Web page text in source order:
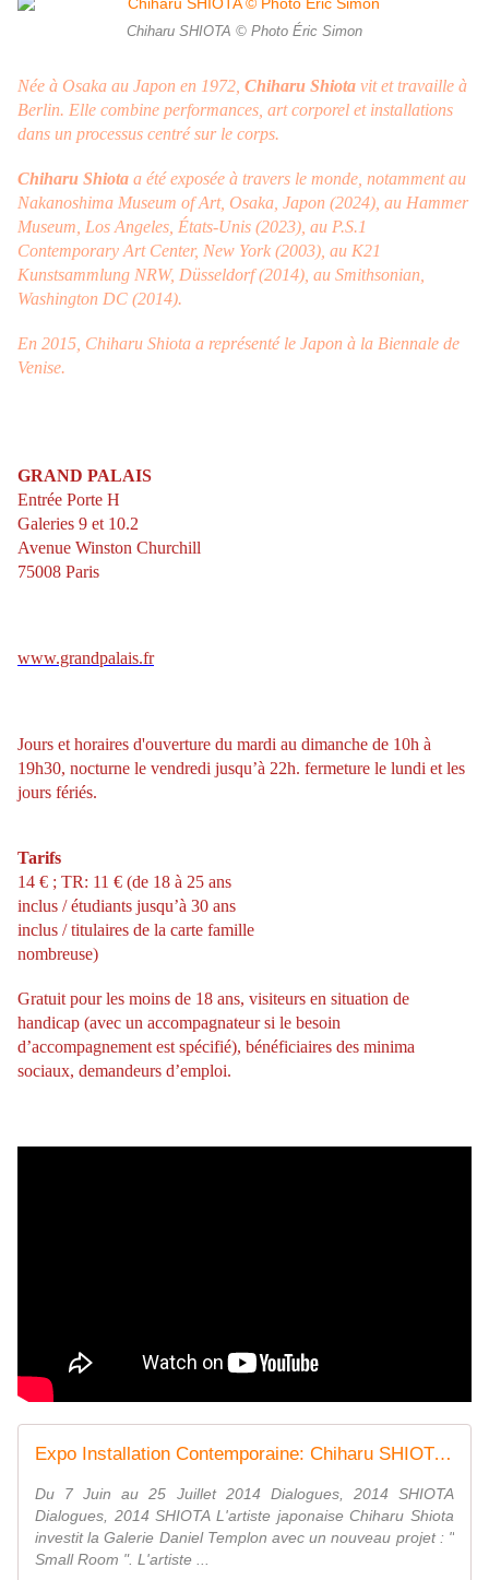
Chiharu SHIOTA © Photo Éric Simon
Née à Osaka au Japon en 1972, Chiharu Shiota vit et travaille à
Berlin. Elle combine performances, art corporel et installations
dans un processus centré sur le corps.
Chiharu Shiota a été exposée à travers le monde, notamment au
Nakanoshima Museum of Art, Osaka, Japon (2024), au Hammer
Museum, Los Angeles, États-Unis (2023), au P.S.1
Contemporary Art Center, New York (2003), au K21
Kunstsammlung NRW, Düsseldorf (2014), au Smithsonian,
Washington DC (2014).
En 2015, Chiharu Shiota a représenté le Japon à la Biennale de
Venise.
GRAND PALAIS
Entrée Porte H
Galeries 9 et 10.2
Avenue Winston Churchill
75008 Paris
www.grandpalais.fr
Jours et horaires d'ouverture du mardi au dimanche de 10h à
19h30, nocturne le vendredi jusqu’à 22h. fermeture le lundi et les
jours fériés.
Tarifs
14 € ; TR: 11 € (de 18 à 25 ans
inclus / étudiants jusqu’à 30 ans
inclus / titulaires de la carte famille
nombreuse)
Gratuit pour les moins de 18 ans, visiteurs en situation de
handicap (avec un accompagnateur si le besoin
d’accompagnement est spécifié), bénéficiaires des minima
sociaux, demandeurs d’emploi.
Expo Installation Contemporaine: Chiharu SHIOTA "SMALL ROOM" - ACTUART by Eric SIMON
Du 7 Juin au 25 Juillet 2014 Dialogues, 2014 SHIOTA
Dialogues, 2014 SHIOTA L'artiste japonaise Chiharu Shiota
investit la Galerie Daniel Templon avec un nouveau projet : "
Small Room ". L'artiste ...